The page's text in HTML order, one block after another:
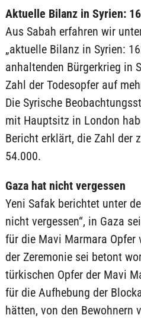
Aktuelle Bilanz in Syrien:
Aus Sabah erfahren wir
„aktuelle Bilanz in Syrien:
anhaltenden Bürgerkrieg in
Zahl der Todesopfer auf
Die Syrische
mit Hauptsitz in London
Bericht erklärt, die Zahl der
54.000.
Gaza hat nicht vergessen
Yeni Safak berichtet unter
nicht vergessen“, in Gaza
für die Mavi Marmara Opfer
der Zeremonie sei betont
türkischen Opfer der Mavi
für die Aufhebung der
hätten, von den Bewohnern